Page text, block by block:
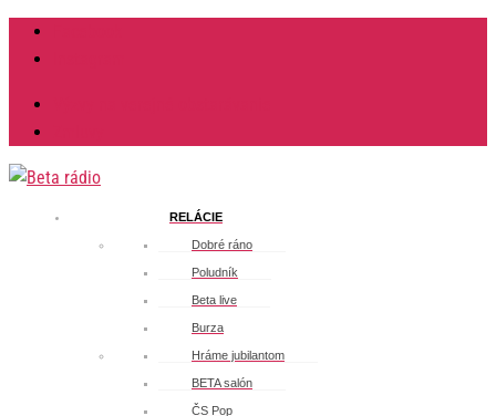
RELÁCIE
Dobré ráno
Poludník
Beta live
Burza
Hráme jubilantom
BETA salón
ČS Pop